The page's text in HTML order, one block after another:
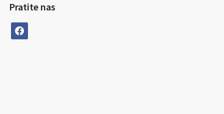
Pratite nas
facebook